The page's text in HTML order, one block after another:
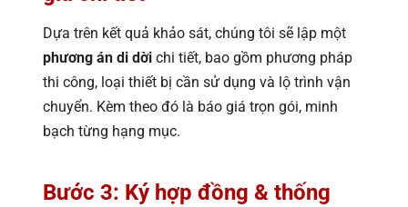
Dựa trên kết quả khảo sát, chúng tôi sẽ lập một
phương án di dời chi tiết, bao gồm phương pháp
thi công, loại thiết bị cần sử dụng và lộ trình vận
chuyển. Kèm theo đó là báo giá trọn gói, minh
bạch từng hạng mục.
Bước 3: Ký hợp đồng & thống